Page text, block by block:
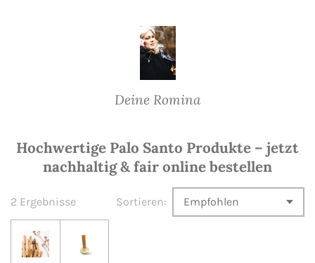
Deine Romina
Hochwertige Palo Santo Produkte – jetzt
nachhaltig & fair online bestellen
2 Ergebnisse Sortieren: